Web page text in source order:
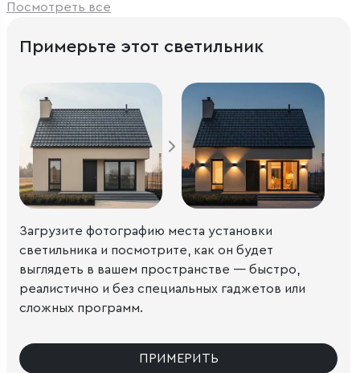
Посмотреть все
Примерьте этот светильник
Загрузите фотографию места установки
светильника и посмотрите, как он будет
выглядеть в вашем пространстве — быстро,
реалистично и без специальных гаджетов или
сложных программ.
ПРИМЕРИТЬ